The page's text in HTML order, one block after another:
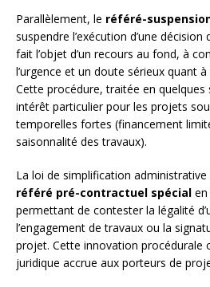
Parallèlement, le référé-
suspendre l’exécution d’une
fait l’objet d’un recours au fond, à
l’urgence et un doute sérieux quant
Cette procédure, traitée en quelques
intérêt particulier pour les projets
temporelles fortes (financement
saisonnalité des travaux).
La loi de simplification
référé pré-contractuel spécial en
permettant de contester la légalité
l’engagement de travaux ou la
projet. Cette innovation procédurale
juridique accrue aux porteurs de